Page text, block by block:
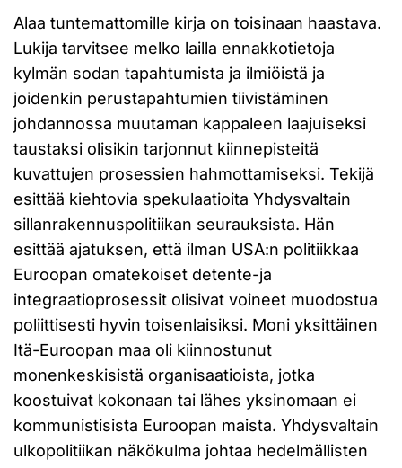
Alaa tuntemattomille kirja on toisinaan haastava.
Lukija tarvitsee melko lailla ennakkotietoja
kylmän sodan tapahtumista ja ilmiöistä ja
joidenkin perustapahtumien tiivistäminen
johdannossa muutaman kappaleen laajuiseksi
taustaksi olisikin tarjonnut kiinnepisteitä
kuvattujen prosessien hahmottamiseksi. Tekijä
esittää kiehtovia spekulaatioita Yhdysvaltain
sillanrakennuspolitiikan seurauksista. Hän
esittää ajatuksen, että ilman USA:n politiikkaa
Euroopan omatekoiset detente-ja
integraatioprosessit olisivat voineet muodostua
poliittisesti hyvin toisenlaisiksi. Moni yksittäinen
Itä-Euroopan maa oli kiinnostunut
monenkeskisistä organisaatioista, jotka
koostuivat kokonaan tai lähes yksinomaan ei
kommunistisista Euroopan maista. Yhdysvaltain
ulkopolitiikan näkökulma johtaa hedelmällisten